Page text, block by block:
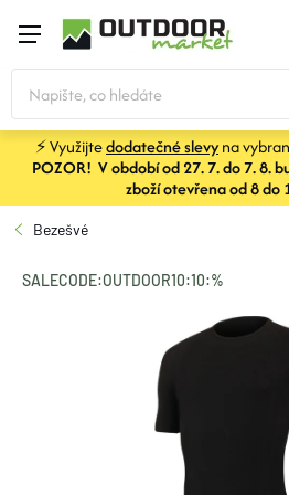
obsah
STANY
SPACÁKY
⚡ Využijtedodatečné slevyna
POZOR! V období od 27. 7. do 7. 8.
zboží otevřena od 8 do
Bezešvé
SALECODE:OUTDOOR10:10:%